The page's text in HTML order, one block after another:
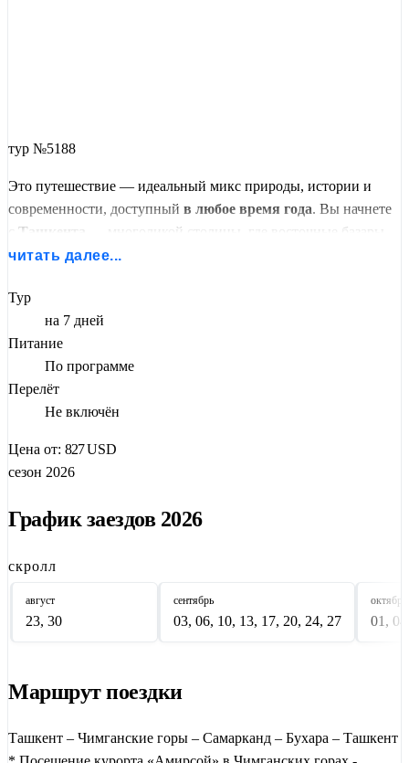
тур №5188
Это путешествие — идеальный микс природы, истории и
современности, доступный в любое время года. Вы начнете
Ташкента
— многоликой столицы, где восточные базары
соседствуют с ультрасовременными парками. Подниметесь в
водохранилище и вдохнете чистый воздух Тянь-Шаня.
Затем вас ждут две жемчужины Шелкового пути:
величественныйСамарканд
мавзолеем Гур-Эмир и древняя
открытым небом, где оживают легенды о Ходже Насреддине.
Ташкента и уютные вечера в атмосфере восточного
гостеприимства.
В компании единомышленников этот тур подарит вам
яркие эмоции, тысячи фото и настоящий вкус
читать далее...
Тур
на 7 дней
Питание
По программе
Перелёт
Не включён
Цена от: 827USD
сезон 2026
График заездов 2026
скролл
август
23, 30
сентябрь
03, 06, 10, 13, 17, 20, 24, 27
октябрь
01,
Маршрут поездки
Ташкент – Чимганские горы – Самарканд – Бухара – Ташкент